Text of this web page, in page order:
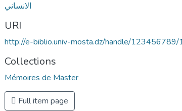
الانساني
URI
http://e-biblio.univ-mosta.dz/handle/
Collections
Mémoires de Master
Full item page